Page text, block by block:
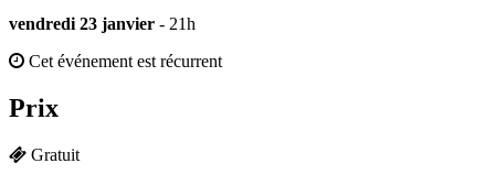
vendredi 23 janvier - 21h
Cet événement est récurrent
Prix
Gratuit